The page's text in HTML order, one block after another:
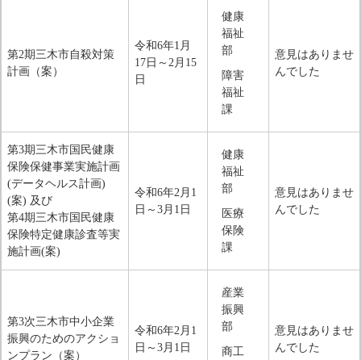
第2期三木市自殺対策
計画（案）
令和6年1月
17日～2月15
日
健康
福祉
部
障害
福祉
課
意見はありませ
んでした
第3期三木市国民健康
保険保健事業実施計画
(データヘルス計画)
(案) 及び
第4期三木市国民健康
保険特定健康診査等実
施計画(案)
令和6年2月1
日～3月1日
健康
福祉
部
医療
保険
課
意見はありませ
んでした
第3次三木市中小企業
振興のためのアクショ
ンプラン（案）
令和6年2月1
日～3月1日
産業
振興
部
商工
意見はありませ
んでした